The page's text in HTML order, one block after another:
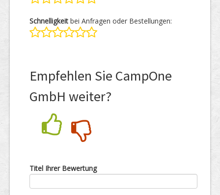
Schnelligkeit bei Anfragen oder Bestellungen:
Empfehlen Sie CampOne
GmbH weiter?
Titel Ihrer Bewertung